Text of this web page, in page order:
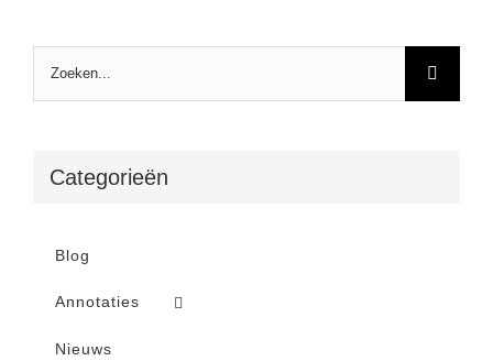
Categorieën
Blog
Annotaties
Nieuws